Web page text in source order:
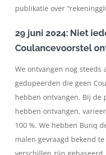
publikatie over
29 juni 2024: Niet
Coulancevoorstel
We ontvangen nog steeds
gedupeerden die geen
hebben ontvangen. Bij de
hebben ontvangen,
100 %. We hebben Bunq
malen gevraagd bekend